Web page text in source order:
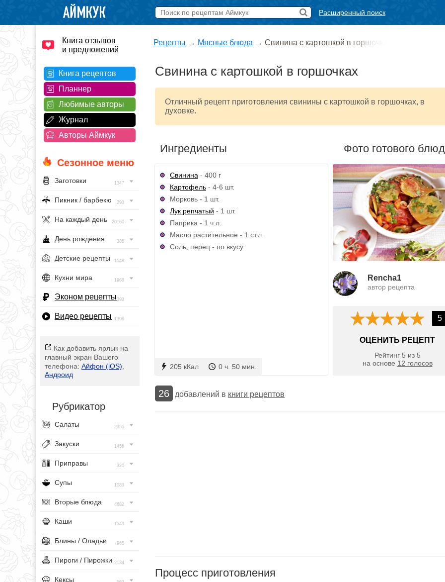
Расширенный поиск
Книга отзывов
и предложений
Книга рецептов
Планнер
Любимые авторы
Журнал
Авторы Аймкук
Сезонное меню
Заготовки 1347
Пикник / барбекю 293
На каждый день 20160
День рождения 385
Детские рецепты 1548
Кухни мира 1968
Эконом рецепты393
Видео рецепты 1396
Как добавить ярлык на
главный экран Вашего
телефона: Айфон (iOS)
Андроид
Рубрикатор
Салаты 2955
Закуски 1456
Приправы 320
Супы 1083
Вторые блюда 4682
Каши 1543
Блины / Оладьи 965
Пироги / Пирожки 2134
Кексы
Рецепты → Мясные блюда → Свинина с картошкой в горшочка
Свинина с картошкой в горшочках
Отличный рецепт приготовления свинины с картошкой в горшочках, в
духовке.
Ингредиенты
Свинина - 400 г
Картофель - 4-6 шт.
Морковь - 1 шт.
Лук репчатый - 1 шт.
Паприка - 1 ч.л.
Масло растительное - 1 ст.л.
Соль, перец - по вкусу
205 кКал 0 ч. 50 мин.
Фото готового
Rencha1
автор рецепта
5
ОЦЕНИТЬ РЕЦЕПТ
Рейтинг 5 из 5
на основе 12 голосов
26 добавлений в книги рецептов
Процесс приготовления